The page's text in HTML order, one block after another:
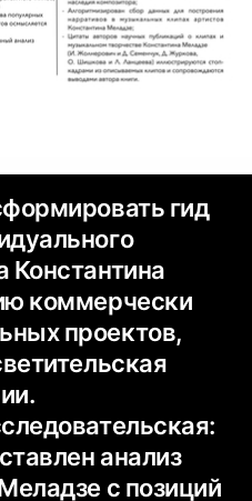
гид
Константина
коммерчески
проектов,
анализ
с позиций